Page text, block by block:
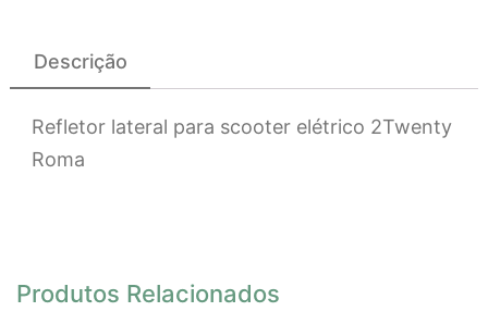
Descrição
Refletor lateral para scooter elétrico 2Twenty
Roma
Produtos Relacionados